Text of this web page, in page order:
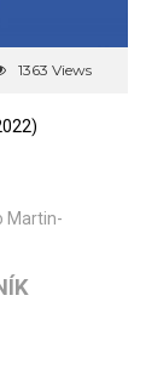
1363 Views
Martin-